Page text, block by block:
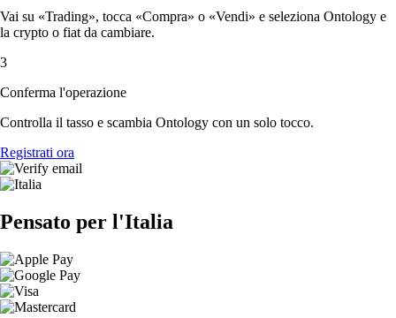
Vai su «Trading», tocca «Compra» o «Vendi» e seleziona Ontology e
la crypto o fiat da cambiare.
3
Conferma l'operazione
Controlla il tasso e scambia Ontology con un solo tocco.
Registrati ora
Pensato per l'Italia